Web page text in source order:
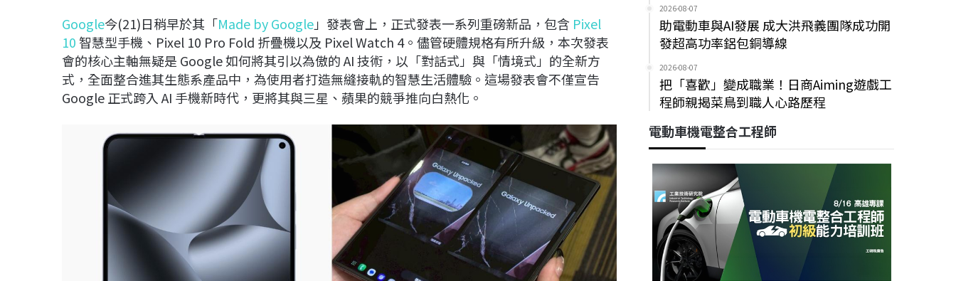
b
o
o
k
a
d
s
e
d
I
n
i
n
k
Google今(21)日稍早於其「Made by Google」發表會上，正式發表一系列重磅新品，包含 Pixel
10 智慧型手機、Pixel 10 Pro Fold 折疊機以及 Pixel Watch 4。儘管硬體規格有所升級，本次發表
會的核心主軸無疑是 Google 如何將其引以為傲的 AI 技術，以「對話式」與「情境式」的全新方
式，全面整合進其生態系產品中，為使用者打造無縫接軌的智慧生活體驗。這場發表會不僅宣告
Google 正式跨入 AI 手機新時代，更將其與三星、蘋果的競爭推向白熱化。
2026-08-07
助電動車與AI發展 成大洪飛義團隊成功開
發超高功率鋁包銅導線
2026-08-07
把「喜歡」變成職業！日商Aiming遊戲工
程師親揭菜鳥到職人心路歷程
電動車機電整合工程師